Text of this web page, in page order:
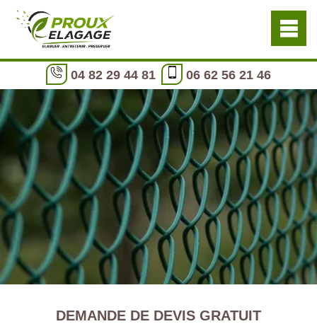
04 82 29 44 81 06 62 56 21 46
DEMANDE DE DEVIS GRATUIT